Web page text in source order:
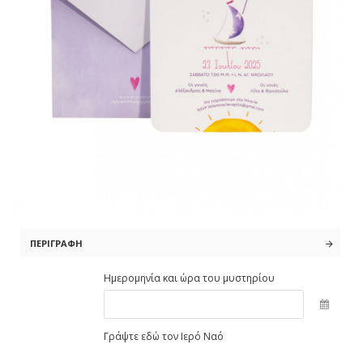
ΠΕΡΙΓΡΑΦΉ
Ημερομηνία και ώρα του μυστηρίου
Γράψτε εδώ τον Ιερό Ναό